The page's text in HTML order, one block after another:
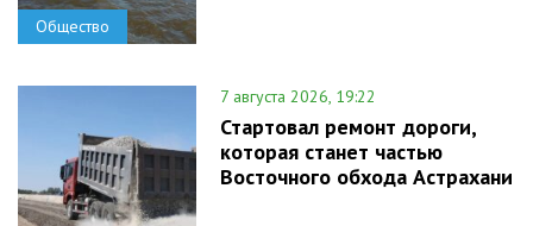
Общество
7 августа 2026, 19:22
Стартовал ремонт дороги,
которая станет частью
Восточного обхода Астрахани